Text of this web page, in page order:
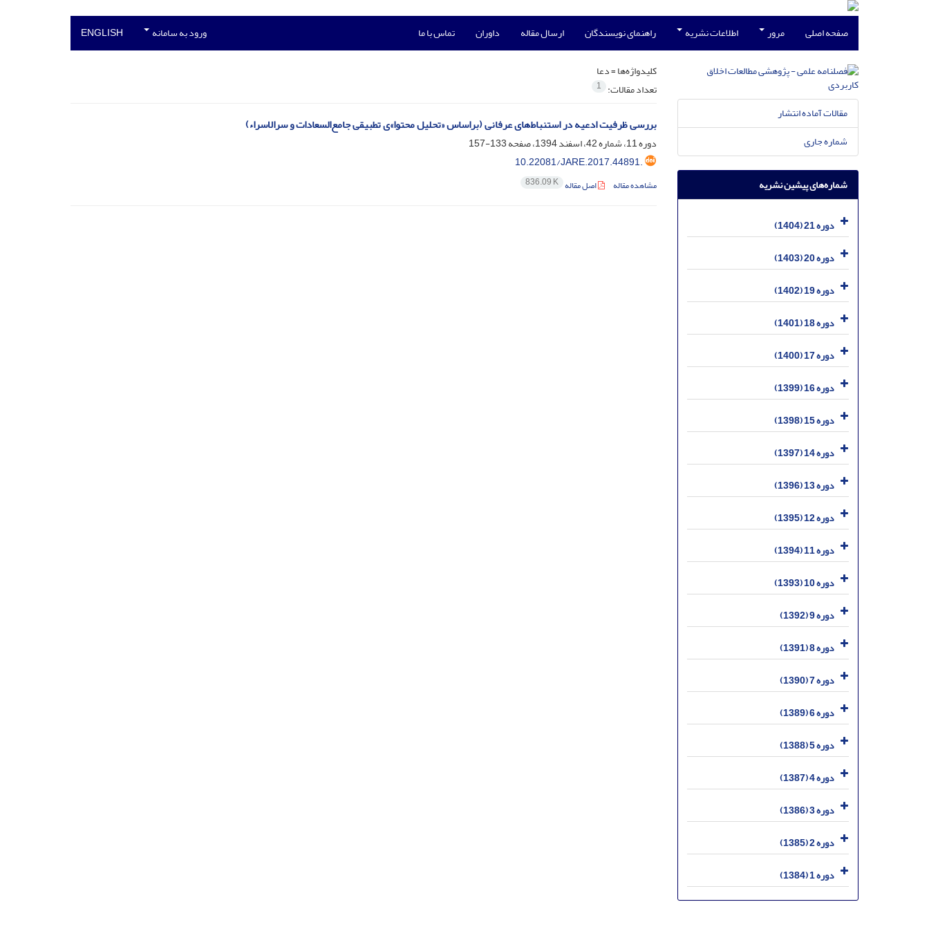
صفحه اصلی مرور اطلاعات نشریه راهنمای نویسندگان ارسال مقاله داوران تماس با ما ورود به سامانه ENGLISH
کلیدواژه‌ها =دعا
تعداد مقالات: 1
بررسی ظرفیت ادعیه در استنباط‌های عرفانی (بر‌اساس «تحلیل محتوا»ی تطبیقی جامع‌السعادات و سرالاسراء)
دوره 11، شماره 42، اسفند 1394، صفحه
133-157
10.22081/JARE.2017.44891.
مشاهده مقاله اصل مقاله 836.09 K
مقالات آماده انتشار
شماره جاری
شماره‌های پیشین نشریه
دوره 21 (1404)
دوره 20 (1403)
دوره 19 (1402)
دوره 18 (1401)
دوره 17 (1400)
دوره 16 (1399)
دوره 15 (1398)
دوره 14 (1397)
دوره 13 (1396)
دوره 12 (1395)
دوره 11 (1394)
دوره 10 (1393)
دوره 9 (1392)
دوره 8 (1391)
دوره 7 (1390)
دوره 6 (1389)
دوره 5 (1388)
دوره 4 (1387)
دوره 3 (1386)
دوره 2 (1385)
دوره 1 (1384)